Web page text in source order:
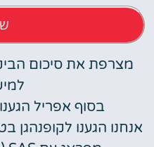
מצרפת את סיכום
בסוף אפריל הגענו ל5 ימים
אנחנו הגענו לקופנהגן